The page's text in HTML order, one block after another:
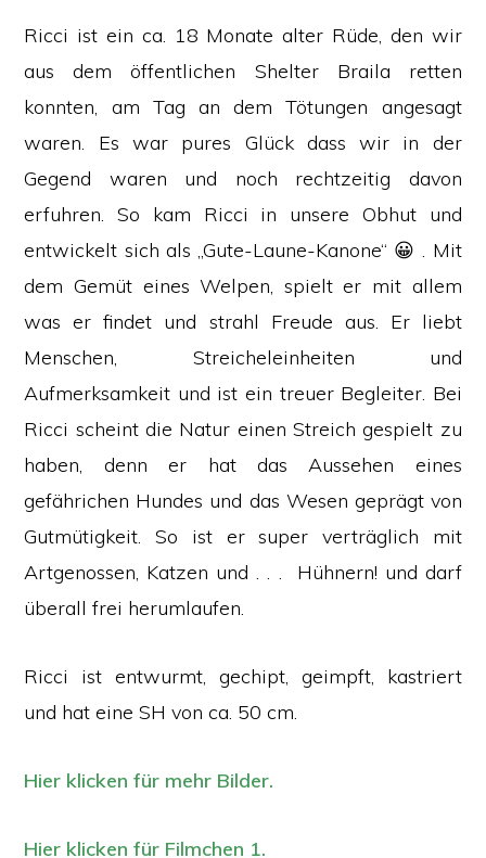
Ricci ist ein ca. 18 Monate alter Rüde, den wir
aus dem öffentlichen Shelter Braila retten
konnten, am Tag an dem Tötungen angesagt
waren. Es war pures Glück dass wir in der
Gegend waren und noch rechtzeitig davon
erfuhren. So kam Ricci in unsere Obhut und
entwickelt sich als „Gute-Laune-Kanone“ 😀 . Mit
dem Gemüt eines Welpen, spielt er mit allem
was er findet und strahl Freude aus. Er liebt
Menschen, Streicheleinheiten und
Aufmerksamkeit und ist ein treuer Begleiter. Bei
Ricci scheint die Natur einen Streich gespielt zu
haben, denn er hat das Aussehen eines
gefährichen Hundes und das Wesen geprägt von
Gutmütigkeit. So ist er super verträglich mit
Artgenossen, Katzen und . . . Hühnern! und darf
überall frei herumlaufen.
Ricci ist entwurmt, gechipt, geimpft, kastriert
und hat eine SH von ca. 50 cm.
Hier klicken für mehr Bilder.
Hier klicken für Filmchen 1.